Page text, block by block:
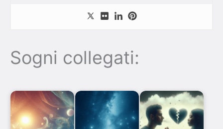
Sogni collegati: